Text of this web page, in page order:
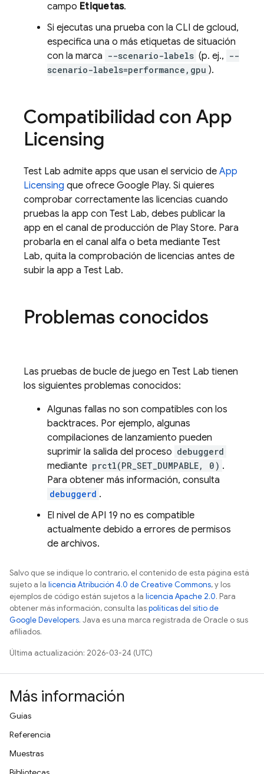
campo Etiquetas.
Si ejecutas una prueba con la CLI de gcloud,
especifica una o más etiquetas de situación
con la marca --scenario-labels (p. ej., --
scenario-labels=performance,gpu ).
Compatibilidad con App
Licensing
Test Lab admite apps que usan el servicio de App
Licensing que ofrece Google Play. Si quieres
comprobar correctamente las licencias cuando
pruebas la app con Test Lab, debes publicar la
app en el canal de producción de Play Store. Para
probarla en el canal alfa o beta mediante Test
Lab, quita la comprobación de licencias antes de
subir la app a Test Lab.
Problemas conocidos
Las pruebas de bucle de juego en Test Lab tienen
los siguientes problemas conocidos:
Algunas fallas no son compatibles con los
backtraces. Por ejemplo, algunas
compilaciones de lanzamiento pueden
suprimir la salida del proceso debuggerd
mediante prctl(PR_SET_DUMPABLE, 0) .
Para obtener más información, consulta
debuggerd .
El nivel de API 19 no es compatible
actualmente debido a errores de permisos
de archivos.
Salvo que se indique lo contrario, el contenido de esta página está
sujeto a la licencia Atribución 4.0 de Creative Commons, y los
ejemplos de código están sujetos a la licencia Apache 2.0. Para
obtener más información, consulta laspolíticas del sitio de
Google Developers. Java es una marca registrada de Oracle o sus
afiliados.
Última actualización: 2026-03-24 (UTC)
Más información
Guías
Referencia
Muestras